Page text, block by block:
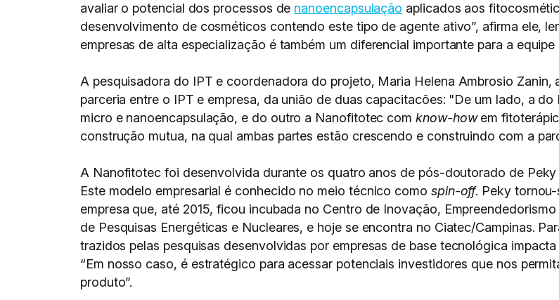
avaliar o potencial dos processos de nanoencapsulação aplicados aos
desenvolvimento de cosméticos contendo este tipo de agente ativo”, afirma ele,
empresas de alta especialização é também um diferencial importante para a
A pesquisadora do IPT e coordenadora do projeto, Maria Helena Ambrosio
parceria entre o IPT e empresa, da união de duas capacitacões: "De um lado, a
micro e nanoencapsulação, e do outro a Nanofitotec comknow-howem
construção mutua, na qual ambas partes estão crescendo e construindo com a
A Nanofitotec foi desenvolvida durante os quatro anos de pós-doutorado de
Este modelo empresarial é conhecido no meio técnico como spin-off. Peky
empresa que, até 2015, ficou incubada no Centro de Inovação,
de Pesquisas Energéticas e Nucleares, e hoje se encontra no Ciatec/Campinas.
trazidos pelas pesquisas desenvolvidas por empresas de base tecnológica
“Em nosso caso, é estratégico para acessar potenciais investidores que nos
produto”.